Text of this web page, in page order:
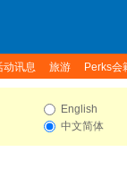
动讯息 旅游 Perks会
English
中文简体